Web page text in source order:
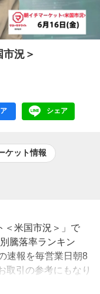
市況＞
LINE
シェア
ケット情報
＜米国市況＞」で
騰落率ランキン
速報を毎営業日朝8
取引の参考にもなり